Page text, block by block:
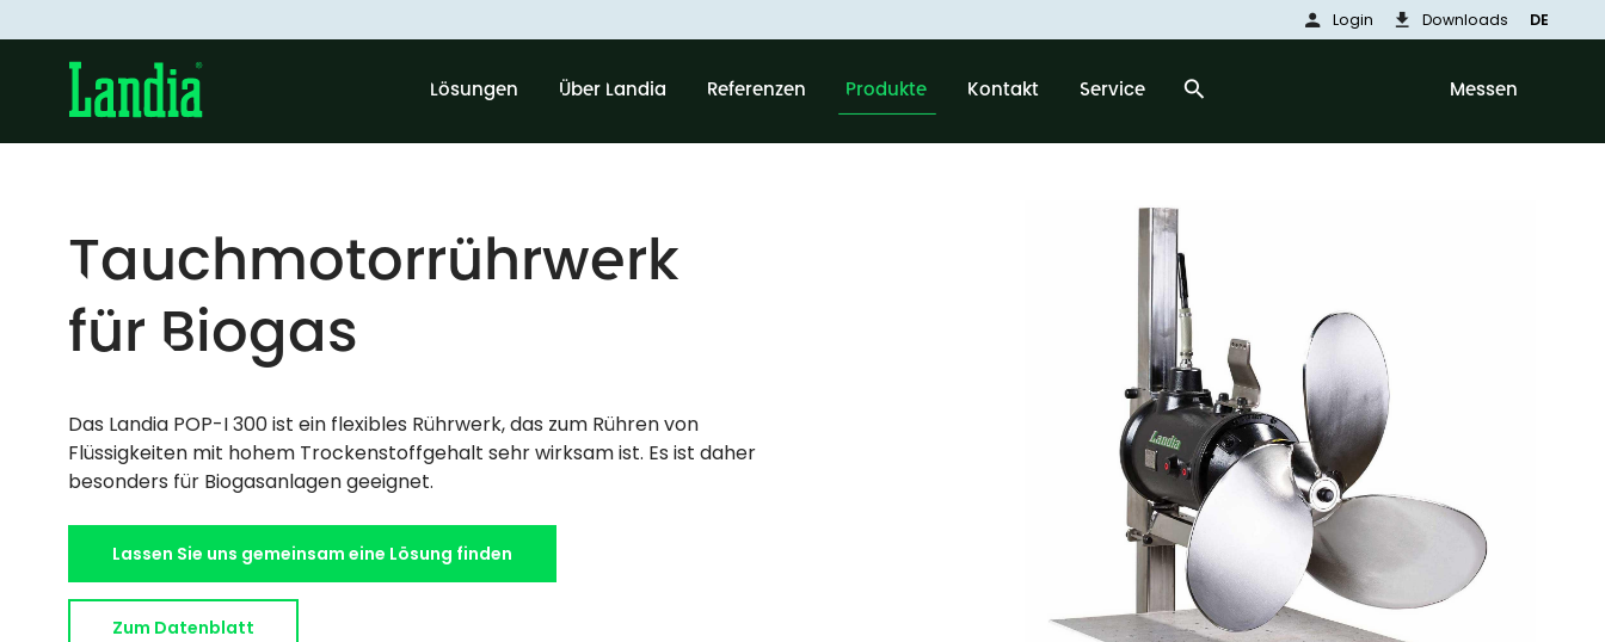
Lösungen Über Landia Referenzen Produkte Kontakt Service search Messen
person Login download Downloads DE
Tauchmotorrührwerk
für Biogas
Das Landia POP-I 300 ist ein flexibles Rührwerk, das zum Rühren von
Flüssigkeiten mit hohem Trockenstoffgehalt sehr wirksam ist. Es ist daher
besonders für Biogasanlagen geeignet.
Lassen Sie uns gemeinsam eine Lösung finden
Zum Datenblatt